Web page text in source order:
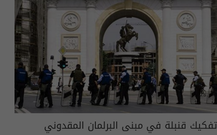
تفكيك قنبلة في مبنى البرلمان المقدوني